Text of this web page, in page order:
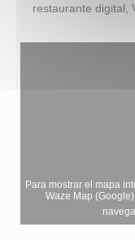
restaurante digital,
Para mostrar el mapa
Waze Map